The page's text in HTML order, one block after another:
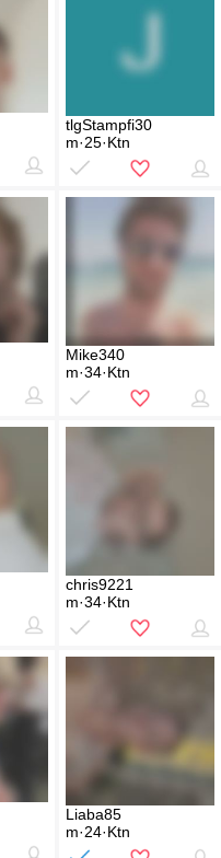
tlgStampfi30
m·25·Ktn
Mike340
m·34·Ktn
chris9221
m·34·Ktn
Liaba85
m·24·Ktn